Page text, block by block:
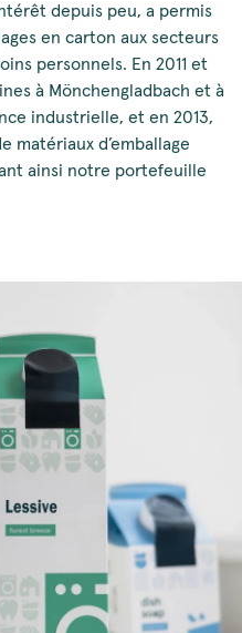
depuis peu, a permis
en carton aux secteurs
personnels. En 2011 et
à Mönchengladbach et à
industrielle, et en 2013,
matériaux d’emballage
ainsi notre portefeuille